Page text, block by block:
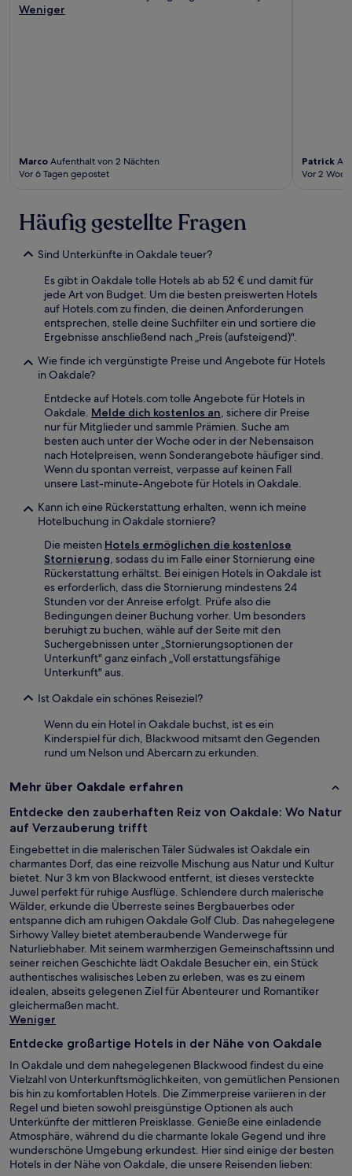
Weniger
Marco Aufenthalt von 2 Nächten
Vor 6 Tagen gepostet
Patrick
Vor 2
Häufig gestellte Fragen
Sind Unterkünfte in Oakdale teuer?
Es gibt in Oakdale tolle Hotels ab ab 52 € und damit für
jede Art von Budget. Um die besten preiswerten Hotels
auf Hotels.com zu finden, die deinen Anforderungen
entsprechen, stelle deine Suchfilter ein und sortiere die
Ergebnisse anschließend nach „Preis (aufsteigend)".
Wie finde ich vergünstigte Preise und Angebote für Hotels
in Oakdale?
Entdecke auf Hotels.com tolle Angebote für Hotels in
Oakdale. Melde dich kostenlos an, sichere dir Preise
nur für Mitglieder und sammle Prämien. Suche am
besten auch unter der Woche oder in der Nebensaison
nach Hotelpreisen, wenn Sonderangebote häufiger sind.
Wenn du spontan verreist, verpasse auf keinen Fall
unsere Last-minute-Angebote für Hotels in Oakdale.
Kann ich eine Rückerstattung erhalten, wenn ich meine
Hotelbuchung in Oakdale storniere?
Die meisten Hotels ermöglichen die kostenlose
Stornierung, sodass du im Falle einer Stornierung eine
Rückerstattung erhältst. Bei einigen Hotels in Oakdale ist
es erforderlich, dass die Stornierung mindestens 24
Stunden vor der Anreise erfolgt. Prüfe also die
Bedingungen deiner Buchung vorher. Um besonders
beruhigt zu buchen, wähle auf der Seite mit den
Suchergebnissen unter „Stornierungsoptionen der
Unterkunft" ganz einfach „Voll erstattungsfähige
Unterkunft" aus.
Ist Oakdale ein schönes Reiseziel?
Wenn du ein Hotel in Oakdale buchst, ist es ein
Kinderspiel für dich, Blackwood mitsamt den Gegenden
rund um Nelson und Abercarn zu erkunden.
Mehr über Oakdale erfahren
Entdecke den zauberhaften Reiz von Oakdale: Wo Natur
auf Verzauberung trifft
Eingebettet in die malerischen Täler Südwales ist Oakdale ein
charmantes Dorf, das eine reizvolle Mischung aus Natur und Kultur
bietet. Nur 3 km von Blackwood entfernt, ist dieses versteckte
Juwel perfekt für ruhige Ausflüge. Schlendere durch malerische
Wälder, erkunde die Überreste seines Bergbauerbes oder
entspanne dich am ruhigen Oakdale Golf Club. Das nahegelegene
Sirhowy Valley bietet atemberaubende Wanderwege für
Naturliebhaber. Mit seinem warmherzigen Gemeinschaftssinn und
seiner reichen Geschichte lädt Oakdale Besucher ein, ein Stück
authentisches walisisches Leben zu erleben, was es zu einem
idealen, abseits gelegenen Ziel für Abenteurer und Romantiker
gleichermaßen macht.
Weniger
Entdecke großartige Hotels in der Nähe von Oakdale
In Oakdale und dem nahegelegenen Blackwood findest du eine
Vielzahl von Unterkunftsmöglichkeiten, von gemütlichen Pensionen
bis hin zu komfortablen Hotels. Die Zimmerpreise variieren in der
Regel und bieten sowohl preisgünstige Optionen als auch
Unterkünfte der mittleren Preisklasse. Genieße eine einladende
Atmosphäre, während du die charmante lokale Gegend und ihre
wunderschöne Umgebung erkundest. Hier sind einige der besten
Hotels in der Nähe von Oakdale, die unsere Reisenden lieben: